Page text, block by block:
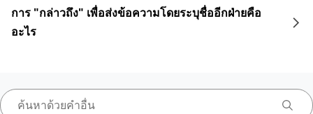
การ "กล่าวถึง" เพื่อส่งข้อความโดยระบุชื่ออีกฝ่ายคือ
อะไร